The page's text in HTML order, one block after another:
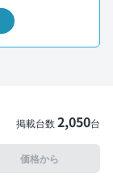
掲載台数2,050台
価格から